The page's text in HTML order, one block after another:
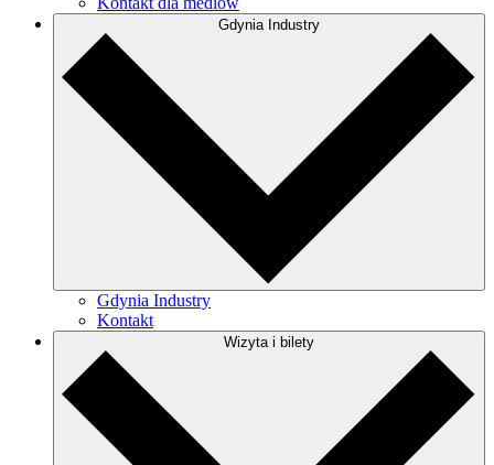
Gdynia Industry
Gdynia Industry
Kontakt
Wizyta i bilety